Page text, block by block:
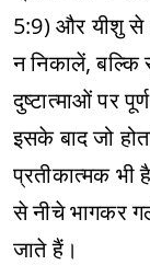
5:9) और यीशु से
न निकालें,
दुष्टात्माओं पर
इसके बाद जो
प्रतीकात्मक
से नीचे भागकर
जाते हैं।